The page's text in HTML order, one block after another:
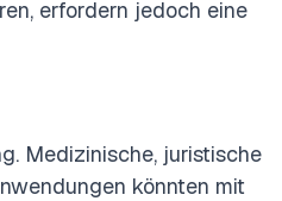
erfordern jedoch eine
Medizinische, juristische
könnten mit